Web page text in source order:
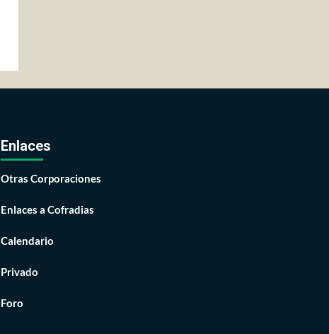
Enlaces
Otras Corporaciones
Enlaces a Cofradias
Calendario
Privado
Foro